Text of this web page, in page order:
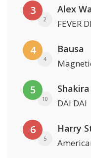
3
2
Alex
FEVER
4
4
Bausa
5
10 DAI DAI
6
5
Harry